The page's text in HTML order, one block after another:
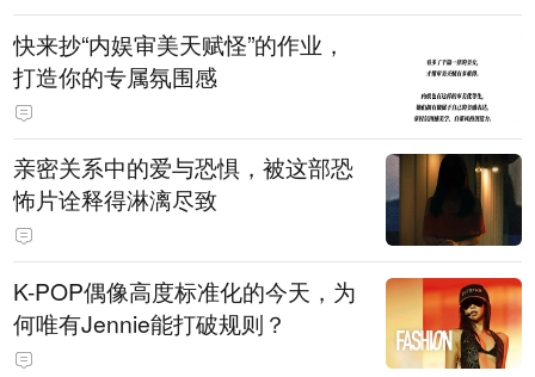
快来抄“内娱审美天赋怪”的作业，
打造你的专属氛围感
亲密关系中的爱与恐惧，被这部恐
怖片诠释得淋漓尽致
K-POP偶像高度标准化的今天，为
何唯有Jennie能打破规则？